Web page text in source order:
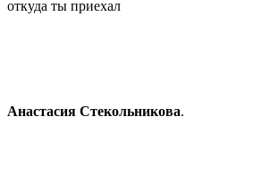
откуда ты приехал
Анастасия Стекольникова.